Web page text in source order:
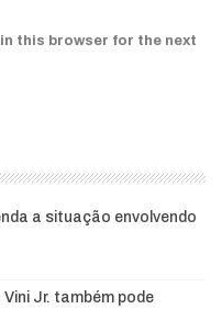
in this browser for the next
a situação envolvendo
Jr. também pode